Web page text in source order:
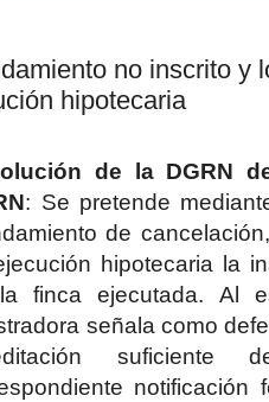
no inscrito y
hipotecaria
de la DGRN
: Se pretende
de
hipotecaria la
finca ejecutada. Al
señala como
suficiente
notificación